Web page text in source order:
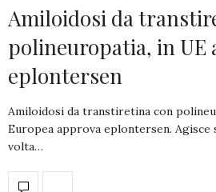
Amiloidosi da
polineuropatia, in UE
eplontersen
Amiloidosi da transtiretina con
Europea approva eplontersen. Agisce
volta…